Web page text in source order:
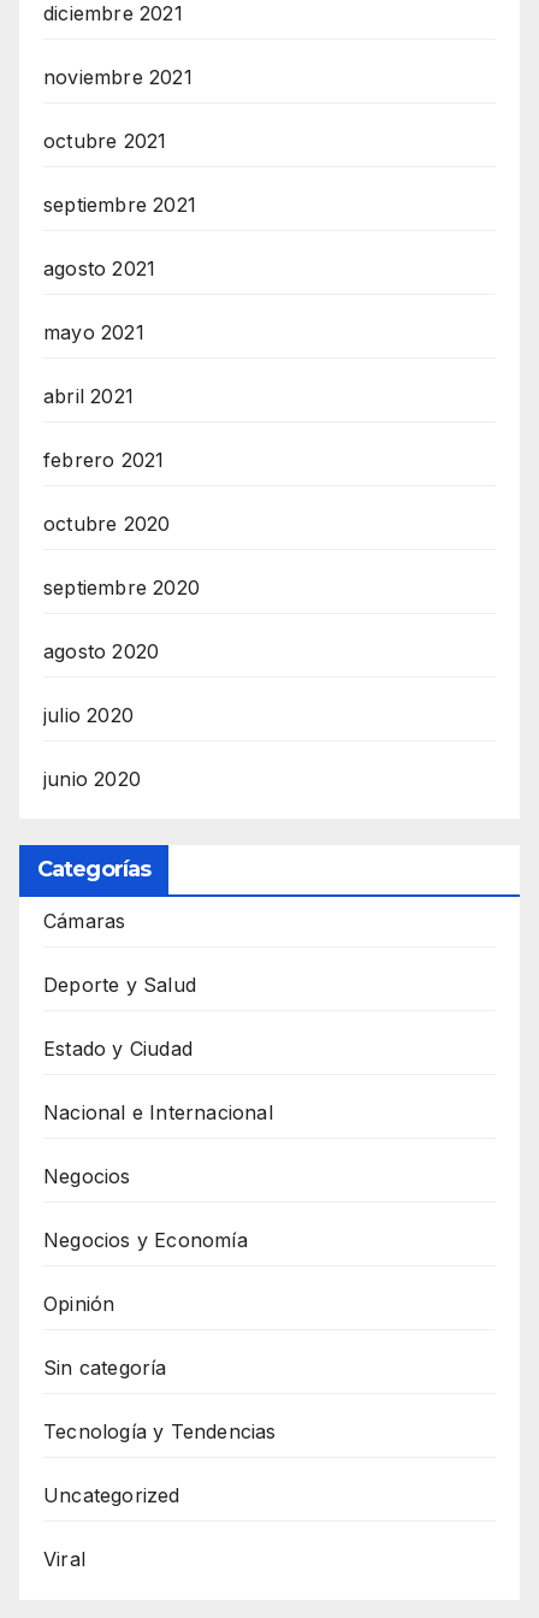
diciembre 2021
noviembre 2021
octubre 2021
septiembre 2021
agosto 2021
mayo 2021
abril 2021
febrero 2021
octubre 2020
septiembre 2020
agosto 2020
julio 2020
junio 2020
Categorías
Cámaras
Deporte y Salud
Estado y Ciudad
Nacional e Internacional
Negocios
Negocios y Economía
Opinión
Sin categoría
Tecnología y Tendencias
Uncategorized
Viral